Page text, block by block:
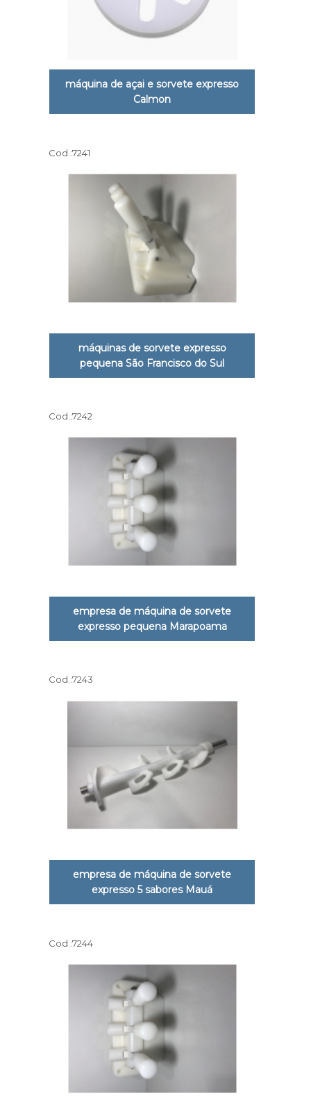
máquina de açai e sorvete expresso
Calmon
Cod.:7241
máquinas de sorvete expresso
pequena São Francisco do Sul
Cod.:7242
empresa de máquina de sorvete
expresso pequena Marapoama
Cod.:7243
empresa de máquina de sorvete
expresso 5 sabores Mauá
Cod.:7244